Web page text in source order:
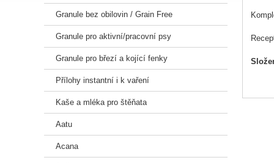
kuře
hrách
Granule bez obilovin / Grain Free
Granule pro aktivní/pracovní psy
Granule pro březí a kojící fenky
Přílohy instantní i k vaření
Kaše a mléka pro štěňata
Aatu
Acana